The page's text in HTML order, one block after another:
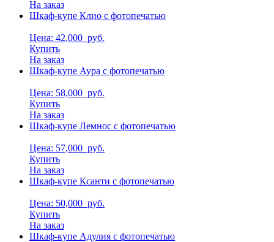
На заказ
Шкаф-купе Клио с фотопечатью
Цена: 42,000 руб.
Купить
На заказ
Шкаф-купе Аура с фотопечатью
Цена: 58,000 руб.
Купить
На заказ
Шкаф-купе Лемнос с фотопечатью
Цена: 57,000 руб.
Купить
На заказ
Шкаф-купе Ксанти с фотопечатью
Цена: 50,000 руб.
Купить
На заказ
Шкаф-купе Адулия с фотопечатью